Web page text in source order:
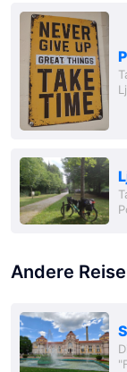
Andere